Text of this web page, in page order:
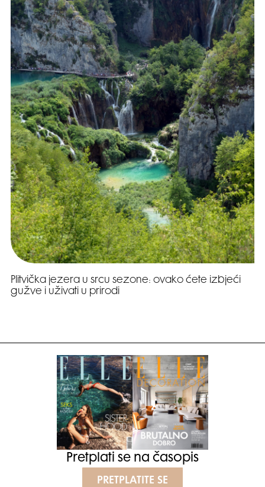
Plitvička jezera u srcu sezone: ovako ćete izbjeći
gužve i uživati u prirodi
Pretplati se na časopis
PRETPLATITE SE